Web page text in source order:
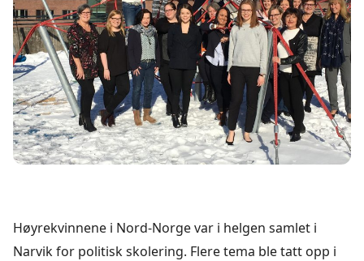
Høyrekvinnene i Nord-Norge var i helgen samlet i
Narvik for politisk skolering. Flere tema ble tatt opp i